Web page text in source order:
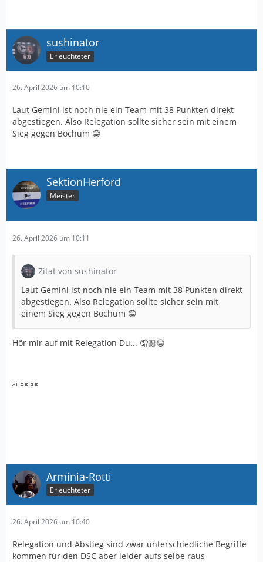
sushinator
Erleuchteter
26. April 2026 um 10:10
Laut Gemini ist noch nie ein Team mit 38 Punkten direkt
abgestiegen. Also Relegation sollte sicher sein mit einem
Sieg gegen Bochum 😁
SektionHerford
Meister
26. April 2026 um 10:11
Zitat von sushinator
Laut Gemini ist noch nie ein Team mit 38 Punkten direkt
abgestiegen. Also Relegation sollte sicher sein mit
einem Sieg gegen Bochum 😁
Hör mir auf mit Relegation Du... 🤦🏼😂
Arminia-Rotti
Erleuchteter
26. April 2026 um 10:40
Relegation und Abstieg sind zwar unterschiedliche Begriffe
kommen für den DSC aber leider aufs selbe raus